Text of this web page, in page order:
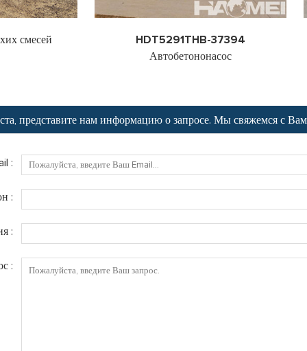
37394
HBT60S1413-112R
бетононасос
представите нам информацию о запросе. Мы свяжемся с
:
:
:
: